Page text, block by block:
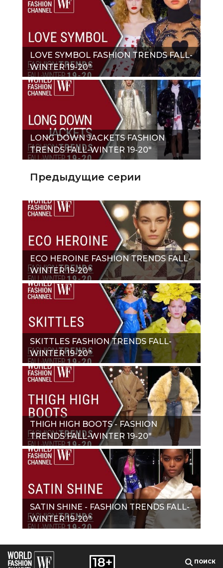
LOVE SYMBOL FASHION TRENDS FALL-
WINTER 19-20"
LONG DOWN JACKETS FASHION
TRENDS FALL-WINTER 19-20"
Предыдущие серии
ECO HEROINE FASHION TRENDS FALL-
WINTER 19-20"
SKITTLES FASHION TRENDS FALL-
WINTER 19-20"
THIGH HIGH BOOTS - FASHION
TRENDS FALL-WINTER 19-20"
SATIN SHINE - FASHION TRENDS FALL-
WINTER 19-20"
ПОИСК